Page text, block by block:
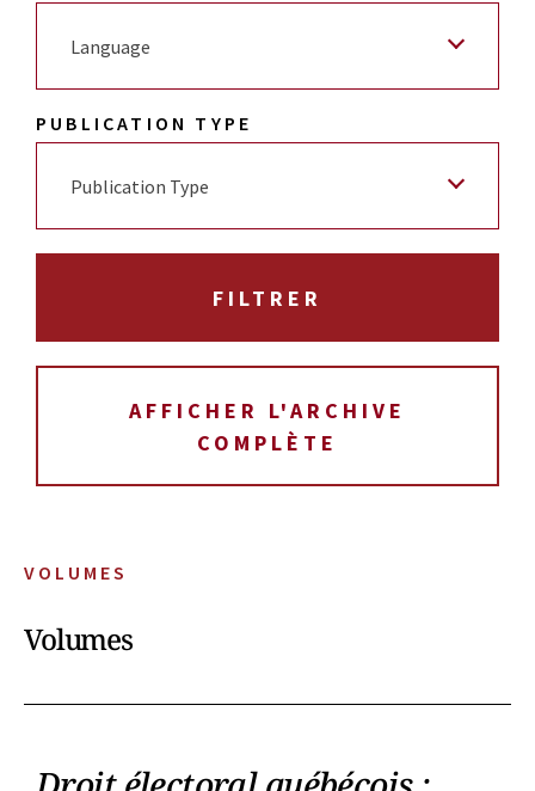
VOLUMES
Volumes
Language
PUBLICATION TYPE
Publication Type
AFFICHER L'ARCHIVE
COMPLÈTE